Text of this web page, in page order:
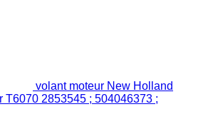
volant moteur New Holland
T6070 2853545 ; 504046373 ;